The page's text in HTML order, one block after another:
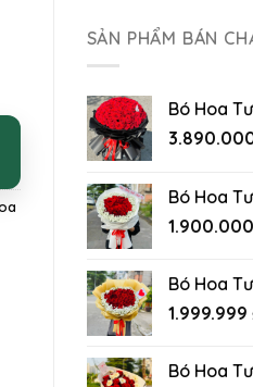
SẢN PHẨM BÁN
Bó Hoa
Bó Hoa
1.900.000
Bó Hoa
1.999.999
Bó Hoa